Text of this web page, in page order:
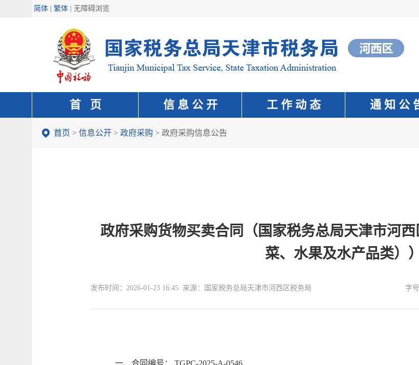
简体 | 繁体 无障碍浏览
首 页 信 息 公 开 工 作 动 态 通 知 公
首页 > 信息公开 > 政府采购 > 政府采购信息公告
政府采购货物买卖合同（国家税务总局天津市河
菜、水果及水产品类））
发布时间：2026-01-23 16:45 来源：国家税务总局天津市河西区税务局 字
一、合同编号： TGPC-2025-A-0546